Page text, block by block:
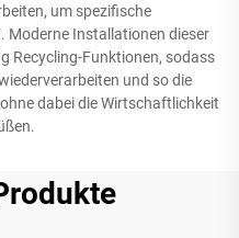
um spezifische
Moderne Installationen dieser
Recycling-Funktionen, sodass
und so die
dabei die Wirtschaftlichkeit